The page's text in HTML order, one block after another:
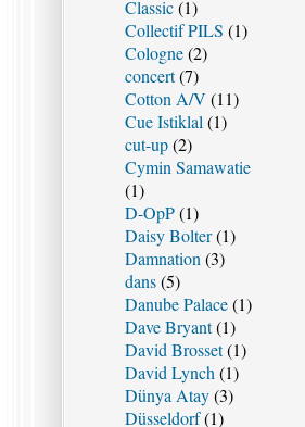
Classic(1)
Collectif PILS (1)
Cologne(2)
concert(7)
Cotton A/V (11)
Cue Istiklal (1)
cut-up(2)
Cymin Samawatie
(1)
D-OpP(1)
Daisy Bolter(1)
Damnation (3)
dans(5)
Danube Palace(1)
Dave Bryant(1)
David Brosset(1)
David Lynch (1)
Dünya Atay(3)
Düsseldorf(1)